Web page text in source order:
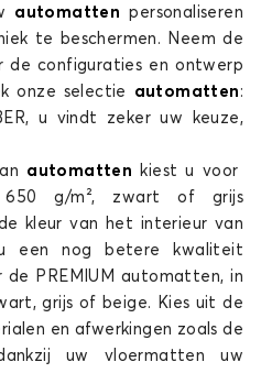
CUPRA RAVAL
TAVASCAN
automatten personaliseren
te beschermen. Neem de
de configuraties en ontwerp
onze selectie automatten :
u vindt zeker uw keuze,
automatten kiest u voor
650 g/m², zwart of grijs
kleur van het interieur van
een nog betere kwaliteit
PREMIUM automatten, in
grijs of beige. Kies uit de
en afwerkingen zoals de
uw vloermatten uw